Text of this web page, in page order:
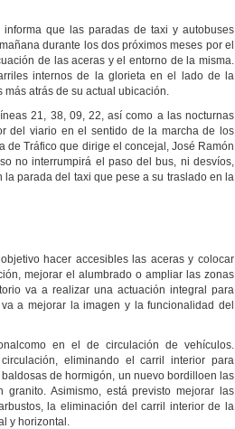
informa que las paradas de taxi y autobuses
durante los dos próximos meses por el
de las aceras y el entorno de la misma.
internos de la glorieta en el lado de la
atrás de su actual ubicación.
21, 38, 09, 22, así como a las nocturnas
del viario en el sentido de la marcha de los
de Tráfico que dirige el concejal, José Ramón
no interrumpirá el paso del bus, ni desvíos,
parada del taxi que pese a su traslado en la
hacer accesibles las aceras y colocar
, mejorar el alumbrado o ampliar las zonas
va a realizar una actuación integral para
a mejorar la imagen y la funcionalidad del
en el de circulación de vehículos.
eliminando el carril interior para
de hormigón, un nuevo bordilloen las
Asimismo, está previsto mejorar las
la eliminación del carril interior de la
y horizontal.